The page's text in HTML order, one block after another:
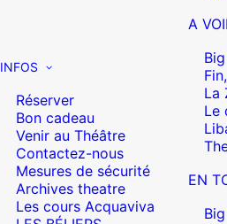
INFOS
Réserver
Bon cadeau
Venir au Théâtre
Contactez-nous
Mesures de sécurité
Archives theatre
Les cours Acquaviva
A
La
Le
EN